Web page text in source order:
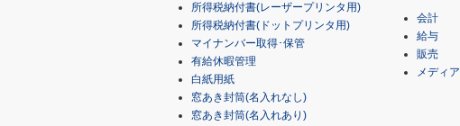
所得税納付書(レーザープリンタ用)
所得税納付書(ドットプリンタ用)
マイナンバー取得･保管
有給休暇管理
白紙用紙
窓あき封筒(名入れなし)
窓あき封筒(名入れあり)
会計
給与
販売
メディア